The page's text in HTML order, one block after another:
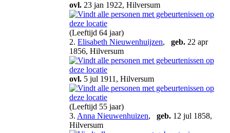
ovl. 23 jan 1922, Hilversum
(Leeftijd 64 jaar)
2. Elisabeth Nieuwenhuijzen, geb. 22 apr
1856, Hilversum
ovl. 5 jul 1911, Hilversum
(Leeftijd 55 jaar)
3. Anna Nieuwenhuizen, geb. 12 jul 1858,
Hilversum